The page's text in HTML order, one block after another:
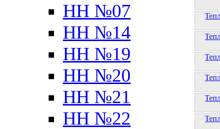
НН №07
НН №14
НН №19
НН №20
НН №21
НН №22